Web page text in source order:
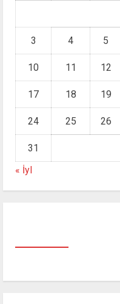
3 4 5
10 11 12
17 18 19
24 25 26
31
« İyl